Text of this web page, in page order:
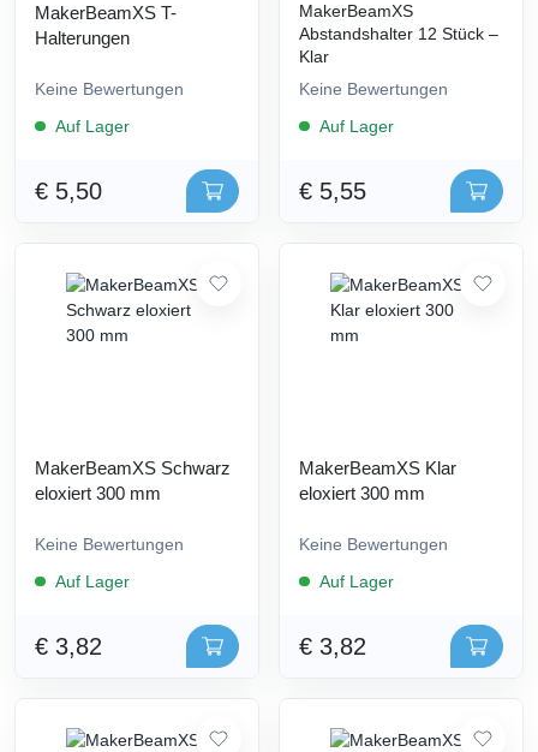
MakerBeamXS T-
Halterungen
Keine Bewertungen
Auf Lager
€ 5,50
MakerBeamXS
Abstandshalter 12 Stück –
Klar
Keine Bewertungen
Auf Lager
€ 5,55
MakerBeamXS Schwarz
eloxiert 300 mm
Keine Bewertungen
Auf Lager
€ 3,82
MakerBeamXS Klar
eloxiert 300 mm
Keine Bewertungen
Auf Lager
€ 3,82